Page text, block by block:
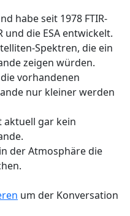
habe seit 1978 FTIR-
die ESA entwickelt.
Spektren, die ein
zeigen würden.
vorhandenen
nur kleiner werden
aktuell gar kein
der Atmosphäre die
um der Konversation